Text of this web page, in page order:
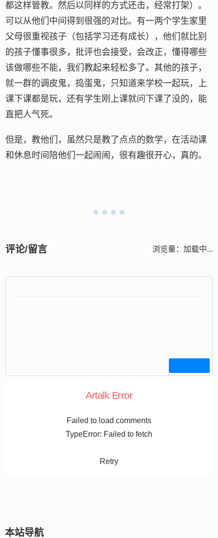
都这样管教。然后以同样的方式还击，经常打架）。
可以从他们中间得到很强的对比。有一两个学生家里
父母很重视孩子（包括学习还有成长），他们就比别
的孩子懂事很多，批评也会接受，会改正，懂得哪些
该做哪些不能，我们教起来轻松多了。其他的孩子，
就一群的调皮鬼，捣蛋鬼，只知道来学校一起玩，上
课下课都是玩，还有学生刚上课就问下课了没的，能
直把人气死。
但是，教他们，虽然只是教了点点的数学，在活动课
和休息时间陪他们一起闹闹，很有趣很开心，真的。
评论/留言 浏览量： 加载中...
Artalk Error
Failed to load comments
TypeError: Failed to fetch
Retry
本站导航